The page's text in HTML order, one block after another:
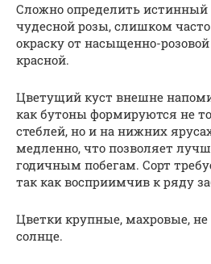
Сложно определить истинный
чудесной розы, слишком
окраску от насыщенно-
красной.
Цветущий куст внешне
как бутоны формируются не
стеблей, но и на нижних
медленно, что позволяет
годичным побегам. Сорт
так как восприимчив к ряду
Цветки крупные, махровые,
солнце.